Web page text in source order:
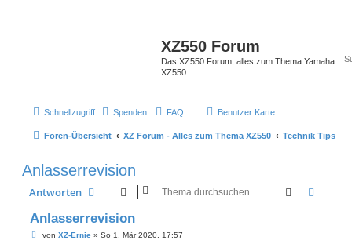
XZ550 Forum
Das XZ550 Forum, alles zum Thema Yamaha
XZ550
Schnellzugriff Spenden FAQ Benutzer Karte
Foren-Übersicht XZ Forum - Alles zum Thema XZ550 Technik Tips
Anlasserrevision
Antworten Suche
Anlasserrevision
Bvon XZ-Ernie» So 1. Mär 2020, 17:57